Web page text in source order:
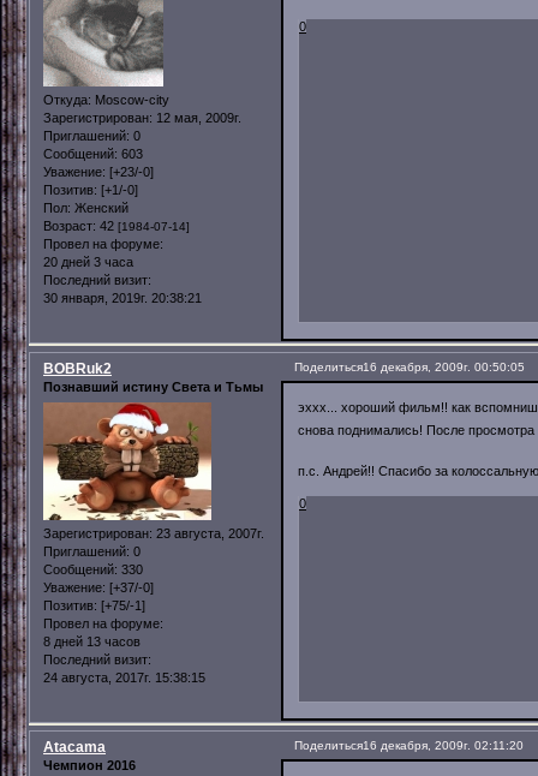
Откуда: Moscow-city
Зарегистрирован: 12 мая, 2009г.
Приглашений: 0
Сообщений: 603
Уважение: [+23/-0]
Позитив: [+1/-0]
Пол: Женский
Возраст: 42 [1984-07-14]
Провел на форуме:
20 дней 3 часа
Последний визит:
30 января, 2019г. 20:38:21
0
Поделиться16 декабря, 2009г. 00:50:05
BOBRuk2
Познавший истину Света и Тьмы
Зарегистрирован: 23 августа, 2007г.
Приглашений: 0
Сообщений: 330
Уважение: [+37/-0]
Позитив: [+75/-1]
Провел на форуме:
8 дней 13 часов
Последний визит:
24 августа, 2017г. 15:38:15
эххх... хороший фильм!! как
снова поднимались! После
п.с. Андрей!! Спасибо за
0
Поделиться16 декабря, 2009г. 02:11:20
Atacama
Чемпион 2016